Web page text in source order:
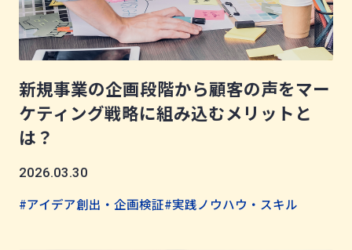
新規事業の企画段階から顧客の声をマー
ケティング戦略に組み込むメリットと
は？
2026.03.30
#アイデア創出・企画検証#実践ノウハウ・スキル